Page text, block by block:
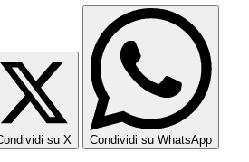
su X Condividi su WhatsApp